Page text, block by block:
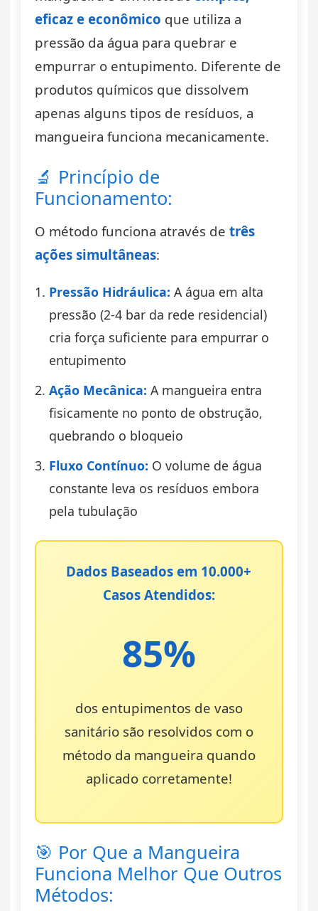
eficaz e econômico que utiliza a
pressão da água para quebrar e
empurrar o entupimento. Diferente de
produtos químicos que dissolvem
apenas alguns tipos de resíduos, a
mangueira funciona mecanicamente.
🔬 Princípio de
Funcionamento:
O método funciona através de três
ações simultâneas:
Pressão Hidráulica: A água em alta
pressão (2-4 bar da rede residencial)
cria força suficiente para empurrar o
entupimento
Ação Mecânica: A mangueira entra
fisicamente no ponto de obstrução,
quebrando o bloqueio
Fluxo Contínuo: O volume de água
constante leva os resíduos embora
pela tubulação
Dados Baseados em 10.000+
Casos Atendidos:
85%
dos entupimentos de vaso
sanitário são resolvidos com o
método da mangueira quando
aplicado corretamente!
🎯 Por Que a Mangueira
Funciona Melhor Que Outros
Métodos: